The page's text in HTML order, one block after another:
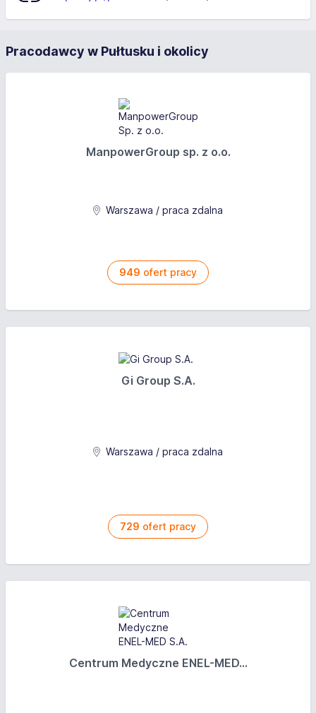
Pracodawcy w Pułtusku i okolicy
ManpowerGroup sp. z o.o.
Warszawa / praca zdalna
949 ofert pracy
Gi Group S.A.
Warszawa / praca zdalna
729 ofert pracy
Centrum Medyczne ENEL-MED...